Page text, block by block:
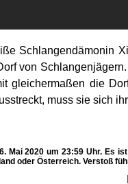
Schlangendämonin
von
gleichermaßen die
muss sie sich
Mai 2020 um 23:59 Uhr. Es
oder Österreich. Verstoß